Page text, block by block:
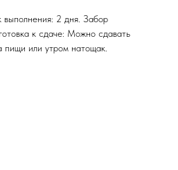
выполнения: 2 дня. Забор
к сдаче: Можно сдавать
пищи или утром натощак.